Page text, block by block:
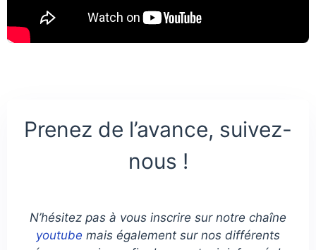
Prenez de l’avance, suivez-
nous !
N’hésitez pas à vous inscrire sur notre chaîne
youtube mais également sur nos différents